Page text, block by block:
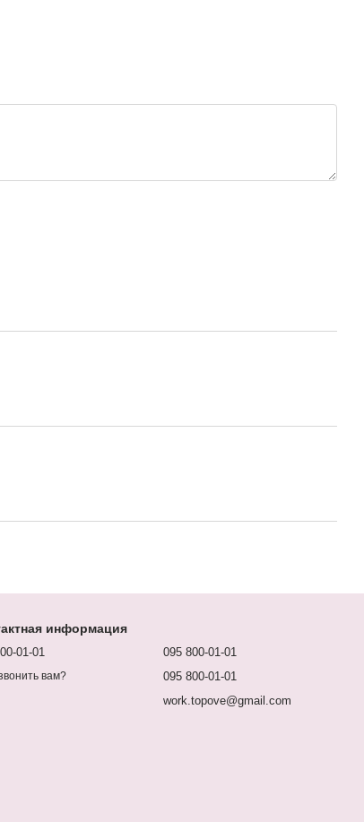
информация
01-01
вам?
095 800-01-01
095 800-01-01
work.topove@gmail.com